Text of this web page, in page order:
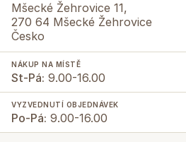
Mšecké Žehrovice 11,
270 64 Mšecké Žehrovice
Česko
NÁKUP NA MÍSTĚ
St-Pá: 9.00-16.00
VYZVEDNUTÍ OBJEDNÁVEK
Po-Pá: 9.00-16.00